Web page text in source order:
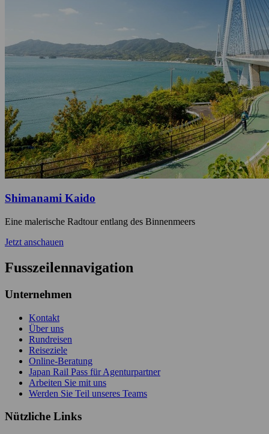
Shimanami Kaido
Eine malerische Radtour entlang des Binnenmeers
Jetzt anschauen
Fusszeilennavigation
Unternehmen
Kontakt
Über uns
Rundreisen
Reiseziele
Online-Beratung
Japan Rail Pass für Agenturpartner
Arbeiten Sie mit uns
Werden Sie Teil unseres Teams
Nützliche Links